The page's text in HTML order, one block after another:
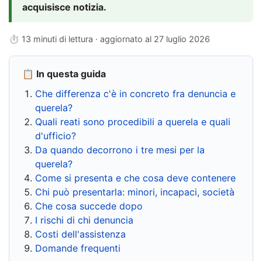
acquisisce notizia.
⏱ 13 minuti di lettura · aggiornato al 27 luglio 2026
📋 In questa guida
Che differenza c'è in concreto fra denuncia e
querela?
Quali reati sono procedibili a querela e quali
d'ufficio?
Da quando decorrono i tre mesi per la
querela?
Come si presenta e che cosa deve contenere
Chi può presentarla: minori, incapaci, società
Che cosa succede dopo
I rischi di chi denuncia
Costi dell'assistenza
Domande frequenti